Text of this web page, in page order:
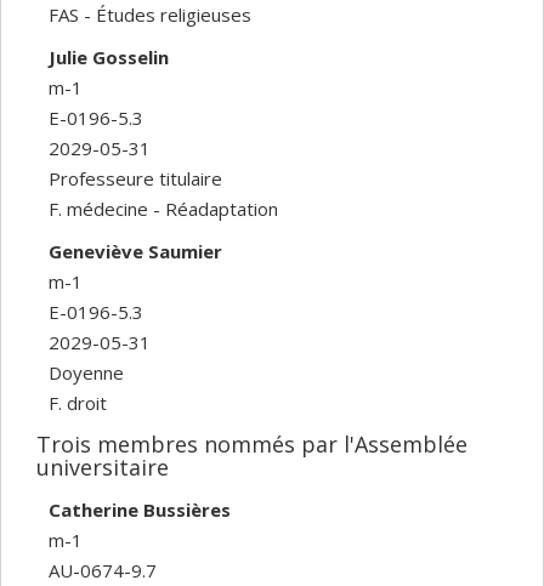
FAS - Études religieuses
Julie Gosselin
m-1
E-0196-5.3
2029-05-31
Professeure titulaire
F. médecine - Réadaptation
Geneviève Saumier
m-1
E-0196-5.3
2029-05-31
Doyenne
F. droit
Trois membres nommés par l'Assemblée
universitaire
Catherine Bussières
m-1
AU-0674-9.7